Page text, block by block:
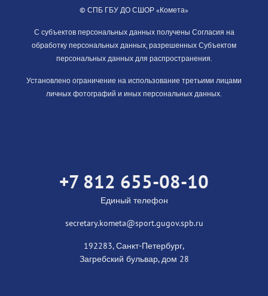
© СПБ ГБУ ДО СШОР «Комета»
С субъектов персональных данных получены Согласия на
обработку персональных данных, разрешенных Субъектом
персональных данных для распространения.
Установлено ограничение на использование третьими лицами
личных фотографий и иных персональных данных.
+7 812 655-08-10
Единый телефон
secretary.kometa@sport.gugov.spb.ru
192283, Санкт-Петербург,
Загребский бульвар, дом 28